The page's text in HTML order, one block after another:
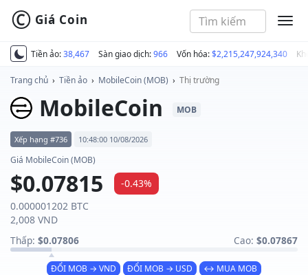
Tiền ảo:38,467 Sàn giao dịch:966 Vốn hóa:$2,215,247,924,340
© Giá Coin
Trang chủ › Tiền ảo › MobileCoin (MOB) › Thị trường
MobileCoin MOB
Xếp hạng #736 10:48:00 10/08/2026
Giá MobileCoin (MOB)
$0.07815
-0.43%
0.000001202 BTC
2,008 VND
Thấp: $0.07806 Cao: $0.07867
ĐỔI MOB → VND ĐỔI MOB → USD ↔ MUA MOB